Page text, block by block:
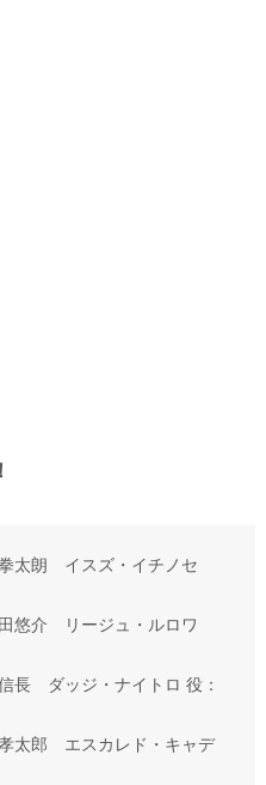
太朗 イスズ・イチノセ
悠介 リージュ・ルロワ
長 ダッジ・ナイトロ 役：
太郎 エスカレド・キャデ